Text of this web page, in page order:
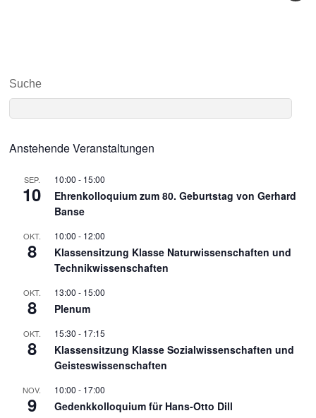
Suche
Anstehende Veranstaltungen
SEP.
10
10:00 - 15:00
Ehrenkolloquium zum 80. Geburtstag von Gerhard
Banse
OKT.
8
10:00 - 12:00
Klassensitzung Klasse Naturwissenschaften und
Technikwissenschaften
OKT.
8
13:00 - 15:00
Plenum
OKT.
8
15:30 - 17:15
Klassensitzung Klasse Sozialwissenschaften und
Geisteswissenschaften
NOV.
9
10:00 - 17:00
Gedenkkolloquium für Hans-Otto Dill